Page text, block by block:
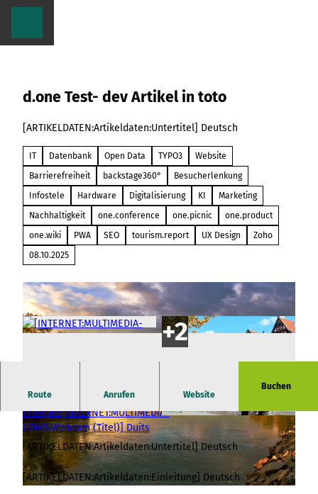
d.one Test- dev Artikel in toto
[ARTIKELDATEN:Artikeldaten:Untertitel] Deutsch
IT Datenbank Open Data TYPO3
Website
Barrierefreiheit
backstage360°
Besucherlenkung
Infostele
Hardware Digitalisierung KI
Marketing
Nachhaltigkeit
one.conference one.picnic
one.product
one.wiki
PWA SEO tourism.report UX Design
Zoho
08.10.2025
d
e
o
b
© Copyright for fallback preview image
Route Anrufen Website
Buchen
[ARTIKELDATEN:Artikeldaten:Untertitel] Deutsch
[ARTIKELDATEN:Artikeldaten:Einleitung] Deutsch